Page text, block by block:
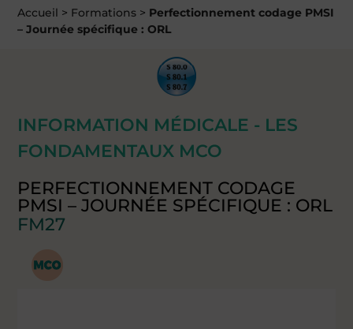
Accueil > Formations > Perfectionnement codage PMSI
– Journée spécifique : ORL
INFORMATION MÉDICALE - LES
FONDAMENTAUX MCO
PERFECTIONNEMENT CODAGE
PMSI – JOURNÉE SPÉCIFIQUE : ORL
FM27